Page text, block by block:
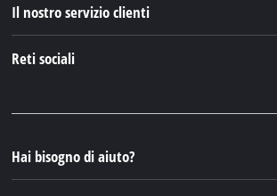
Einhell Germany AG
Il nostro servizio clienti
Reti sociali
Instagram
TikTok
Hai bisogno di aiuto?